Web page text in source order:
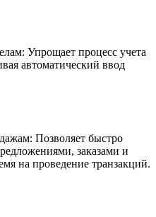
Упрощает процесс учета
автоматический ввод
Позволяет быстро
заказами и
на проведение транзакций.